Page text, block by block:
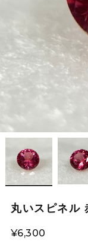
丸いスピネ
¥6,300